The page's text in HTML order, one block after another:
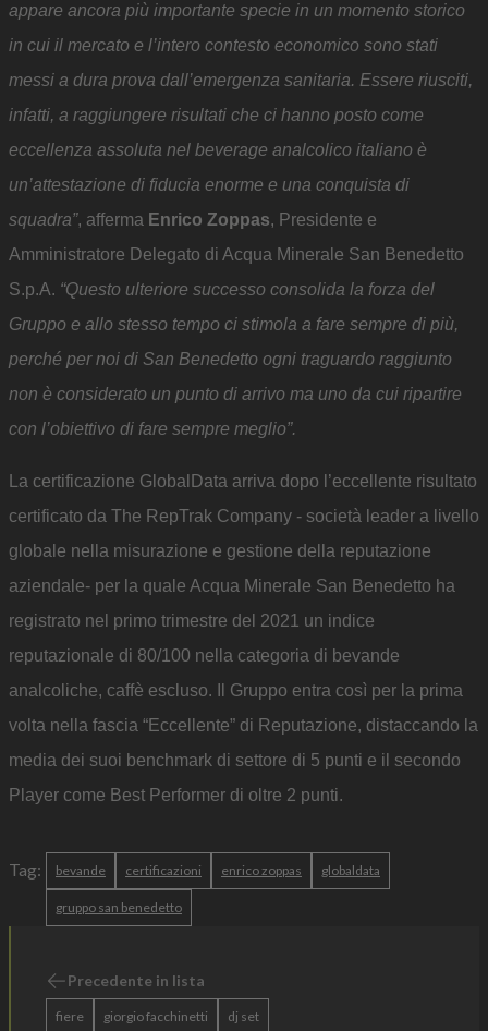
appare ancora più importante specie in un momento storico
in cui il mercato e l’intero contesto economico sono stati
messi a dura prova dall’emergenza sanitaria. Essere riusciti,
infatti, a raggiungere risultati che ci hanno posto come
eccellenza assoluta nel beverage analcolico italiano è
un’attestazione di fiducia enorme e una conquista di
squadra”, afferma Enrico Zoppas, Presidente e
Amministratore Delegato di Acqua Minerale San Benedetto
S.p.A. “Questo ulteriore successo consolida la forza del
Gruppo e allo stesso tempo ci stimola a fare sempre di più,
perché per noi di San Benedetto ogni traguardo raggiunto
non è considerato un punto di arrivo ma uno da cui ripartire
con l’obiettivo di fare sempre meglio”.
La certificazione GlobalData arriva dopo l’eccellente risultato
certificato da The RepTrak Company - società leader a livello
globale nella misurazione e gestione della reputazione
aziendale- per la quale Acqua Minerale San Benedetto ha
registrato nel primo trimestre del 2021 un indice
reputazionale di 80/100 nella categoria di bevande
analcoliche, caffè escluso. Il Gruppo entra così per la prima
volta nella fascia “Eccellente” di Reputazione, distaccando la
media dei suoi benchmark di settore di 5 punti e il secondo
Player come Best Performer di oltre 2 punti.
Tag: bevande certificazioni enrico zoppas globaldata
gruppo san benedetto
Precedente in lista
fiere giorgio facchinetti dj set